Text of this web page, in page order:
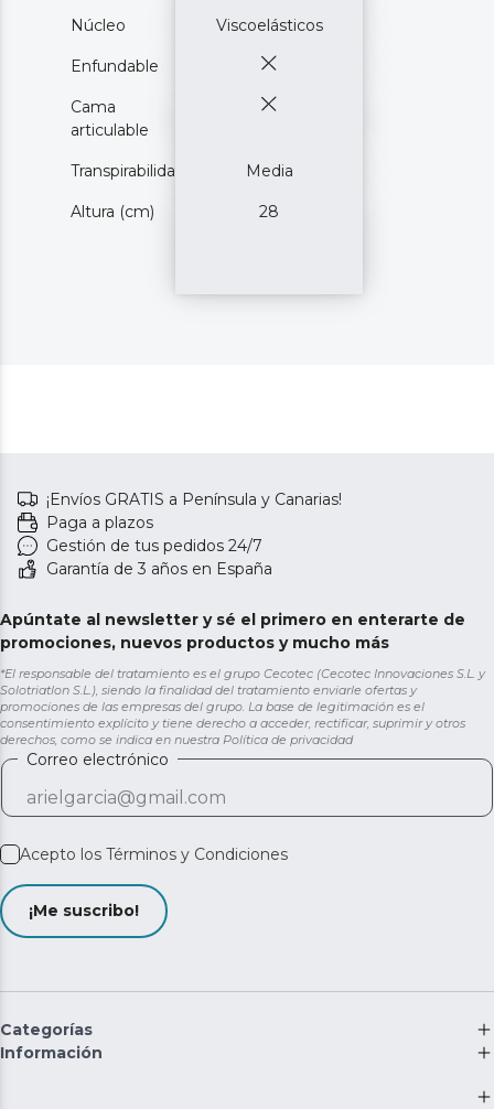
Núcleo Viscoelásticos
Enfundable
Cama
articulable
Transpirabilidad Media
Altura (cm) 28
¡Envíos GRATIS a Península y Canarias!
Paga a plazos
Gestión de tus pedidos 24/7
Garantía de 3 años en España
Apúntate al newsletter y sé el primero en enterarte de
promociones, nuevos productos y mucho más
*El responsable del tratamiento es el grupo Cecotec (Cecotec Innovaciones S.L. y
Solotriatlon S.L.), siendo la finalidad del tratamiento enviarle ofertas y
promociones de las empresas del grupo. La base de legitimación es el
consentimiento explícito y tiene derecho a acceder, rectificar, suprimir y otros
derechos, como se indica en nuestra Política de privacidad
Correo electrónico
Acepto los Términos y Condiciones
¡Me suscribo!
Categorías
Información